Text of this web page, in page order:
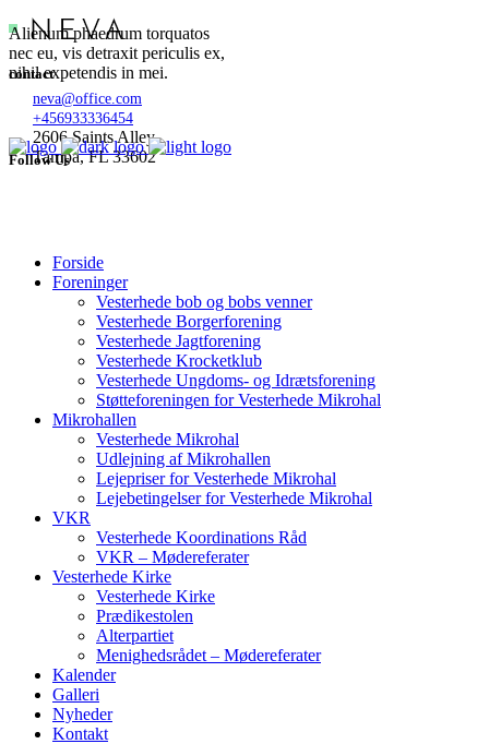
Alienum phaedrum torquatos
nec eu, vis detraxit periculis ex,
nihil expetendis in mei.
contact
neva@office.com
+456933336454
2606 Saints Alley
Tampa, FL 33602
Follow Us
Forside
Foreninger
Vesterhede bob og bobs venner
Vesterhede Borgerforening
Vesterhede Jagtforening
Vesterhede Krocketklub
Vesterhede Ungdoms- og Idrætsforening
Støtteforeningen for Vesterhede Mikrohal
Mikrohallen
Vesterhede Mikrohal
Udlejning af Mikrohallen
Lejepriser for Vesterhede Mikrohal
Lejebetingelser for Vesterhede Mikrohal
VKR
Vesterhede Koordinations Råd
VKR – Mødereferater
Vesterhede Kirke
Vesterhede Kirke
Prædikestolen
Alterpartiet
Menighedsrådet – Mødereferater
Kalender
Galleri
Nyheder
Kontakt